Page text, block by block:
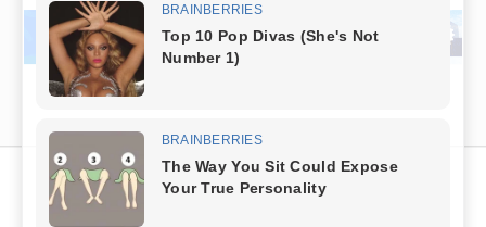
Trecho da BR-324 é